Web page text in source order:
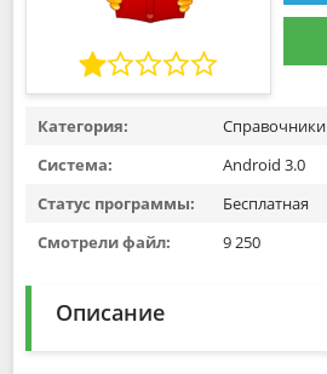
Категория:
Справочники
Система:
Android 3.0
Статус программы:
Бесплатная
Смотрели файл:
9 250
Описание